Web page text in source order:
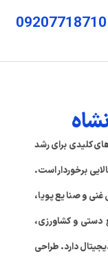
09207718710
کلیدی برای رشد
برخوردار است.
غنی و صنایع پویا،
دستی و کشاورزی،
دارد. طراحی